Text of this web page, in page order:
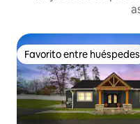
Favorito entre huéspedes
Favorito entre huéspedes